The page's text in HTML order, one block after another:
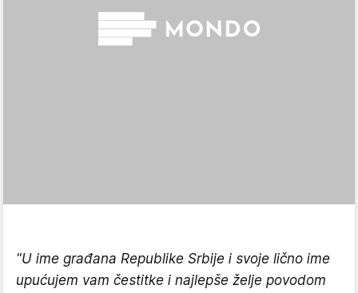
"U ime građana Republike Srbije i svoje lično ime
upućujem vam čestitke i najlepše želje povodom